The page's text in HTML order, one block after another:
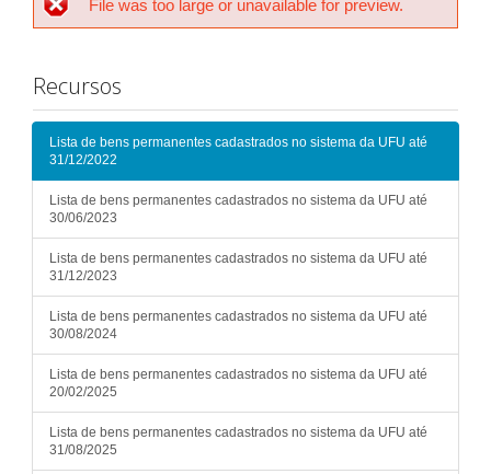
File was too large or unavailable for preview.
Recursos
Lista de bens permanentes cadastrados no sistema da UFU até
31/12/2022
Lista de bens permanentes cadastrados no sistema da UFU até
30/06/2023
Lista de bens permanentes cadastrados no sistema da UFU até
31/12/2023
Lista de bens permanentes cadastrados no sistema da UFU até
30/08/2024
Lista de bens permanentes cadastrados no sistema da UFU até
20/02/2025
Lista de bens permanentes cadastrados no sistema da UFU até
31/08/2025